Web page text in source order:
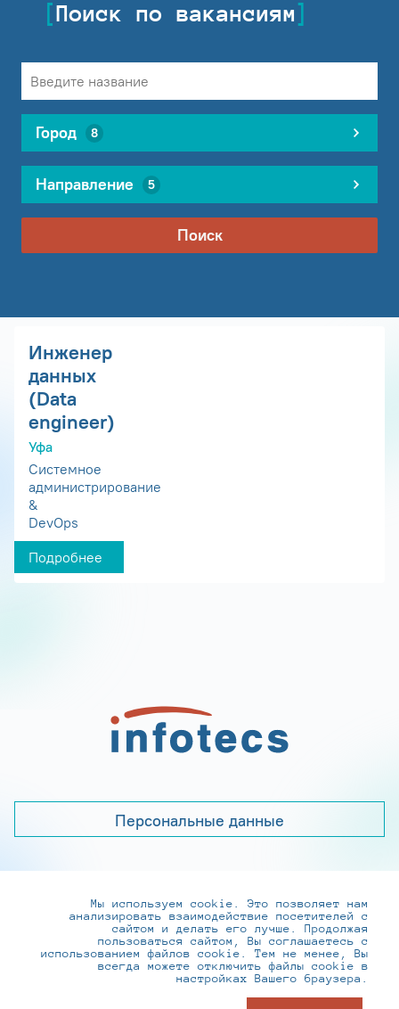
Поиск по вакансиям
Город 8
Направление 5
Поиск
Инженер
данных
(Data
engineer)
Уфа
Системное
администрирование
&
DevOps
Подробнее
Персональные данные
+7 (495) 737-6192, 8-800-250-0-260
practice@infotecs.ru,hr@infotecs.ru
127273, г. Москва, Отрадная ул., 2Б строение 1
Мы используем cookie. Это позволяет нам
анализировать взаимодействие посетителей с
сайтом и делать его лучше. Продолжая
пользоваться сайтом, Вы соглашаетесь с
использованием файлов cookie. Тем не менее, Вы
всегда можете отключить файлы cookie в
настройках Вашего браузера.